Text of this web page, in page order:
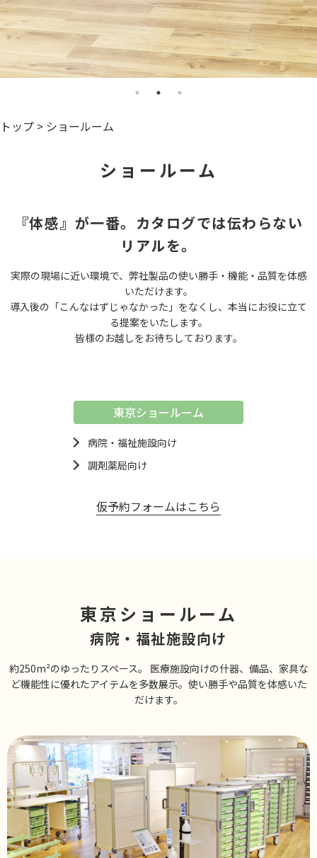
トップ > ショールーム
ショールーム
『体感』が⼀番。カタログでは伝わらない
リアルを。
実際の現場に近い環境で、弊社製品の使い勝⼿・機能・品質を体感
いただけます。
導⼊後の「こんなはずじゃなかった」をなくし、本当にお役に⽴て
る提案をいたします。
皆様のお越しをお待ちしております。
東京ショールーム
病院・福祉施設向け
調剤薬局向け
仮予約フォームはこちら
東京ショールーム
病院・福祉施設向け
約250m²のゆったりスペース。 医療施設向けの什器、備品、家具な
ど機能性に優れたアイテムを多数展⽰。使い勝⼿や品質を体感いた
だけます。